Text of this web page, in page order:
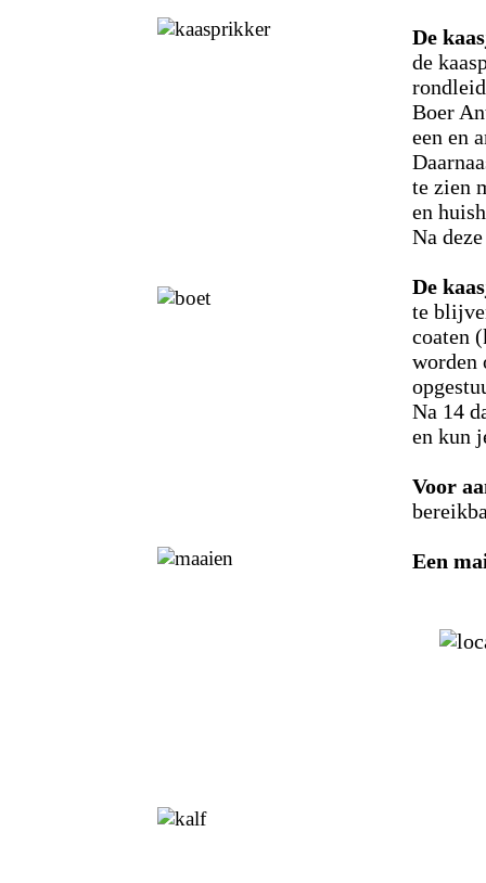
De
de
Boer
een en
te zien
en
Na
De
te
coaten
worden
Na 14
en kun
Voor
Een